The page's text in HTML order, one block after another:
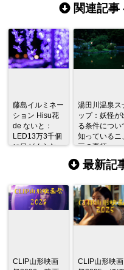
関連記事
藤島イルミネー
ション Hisu花
de ないと：
LED13万3千個
に目がくらむ
湯田川温泉ス
ップ：妖怪が
る条件につい
知っているニ
三の事柄
最新記
CLIP山形映画
CLIP山形映画